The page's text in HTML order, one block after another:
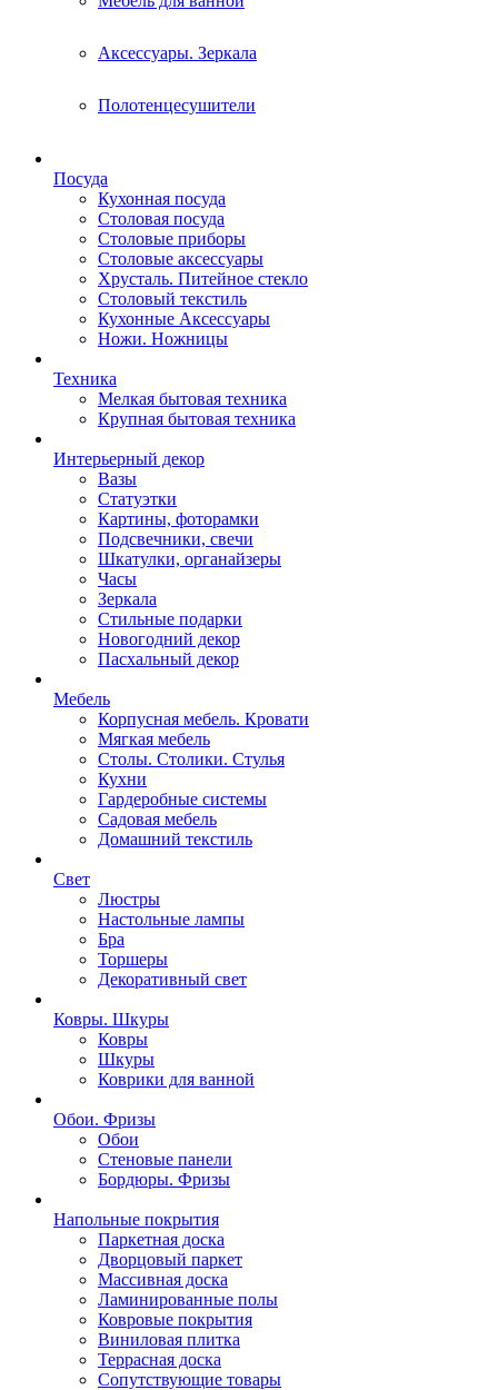
Аксессуары. Зеркала
Полотенцесушители
Посуда
Кухонная посуда
Столовая посуда
Столовые приборы
Столовые аксессуары
Хрусталь. Питейное стекло
Столовый текстиль
Кухонные Аксессуары
Ножи. Ножницы
Техника
Мелкая бытовая техника
Крупная бытовая техника
Интерьерный декор
Вазы
Статуэтки
Картины, фоторамки
Подсвечники, свечи
Шкатулки, органайзеры
Часы
Зеркала
Стильные подарки
Новогодний декор
Пасхальный декор
Мебель
Корпусная мебель. Кровати
Мягкая мебель
Столы. Столики. Стулья
Кухни
Гардеробные системы
Садовая мебель
Домашний текстиль
Свет
Люстры
Настольные лампы
Бра
Торшеры
Декоративный свет
Ковры. Шкуры
Ковры
Шкуры
Коврики для ванной
Обои. Фризы
Обои
Стеновые панели
Бордюры. Фризы
Напольные покрытия
Паркетная доска
Дворцовый паркет
Массивная доска
Ламинированные полы
Ковровые покрытия
Виниловая плитка
Террасная доска
Сопутствующие товары